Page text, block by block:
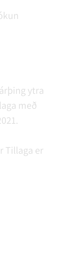
ytra
með
Tillaga er